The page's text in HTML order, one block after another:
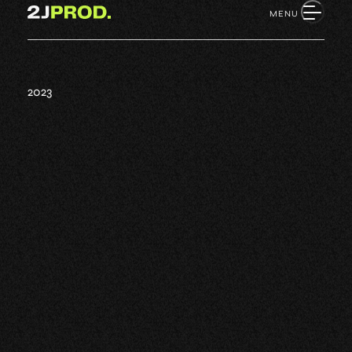
Retour à l'accueil MENU
2023